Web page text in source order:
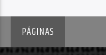
PÁGINAS